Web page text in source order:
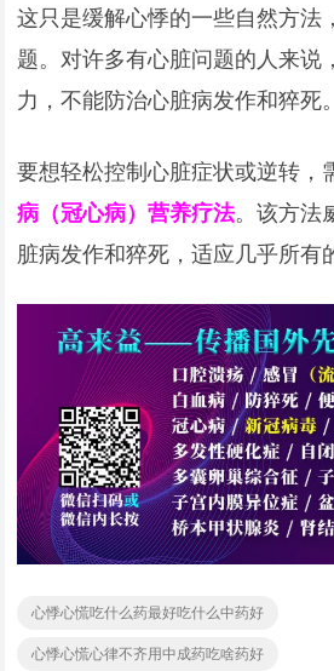
这只是缓解心悸的一些自然方法
题。对许多有心脏问题的人来说
力，不能防治心脏病发作和猝死。
要想轻松控制心脏症状或逆转，
病（冠心病）营养疗法。该方法
脏病发作和猝死，适应几乎所有
心悸心慌吃什么药最好吃什么中药好
心悸心慌心律不齐用中成药吃啥药好